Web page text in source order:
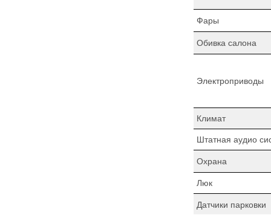
Фары
Обивка салона
Электроприводы
Климат
Штатная аудио
Охрана
Люк
Датчики парковки